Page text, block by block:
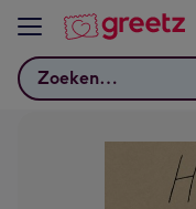
Bekijk meer
Zoeken